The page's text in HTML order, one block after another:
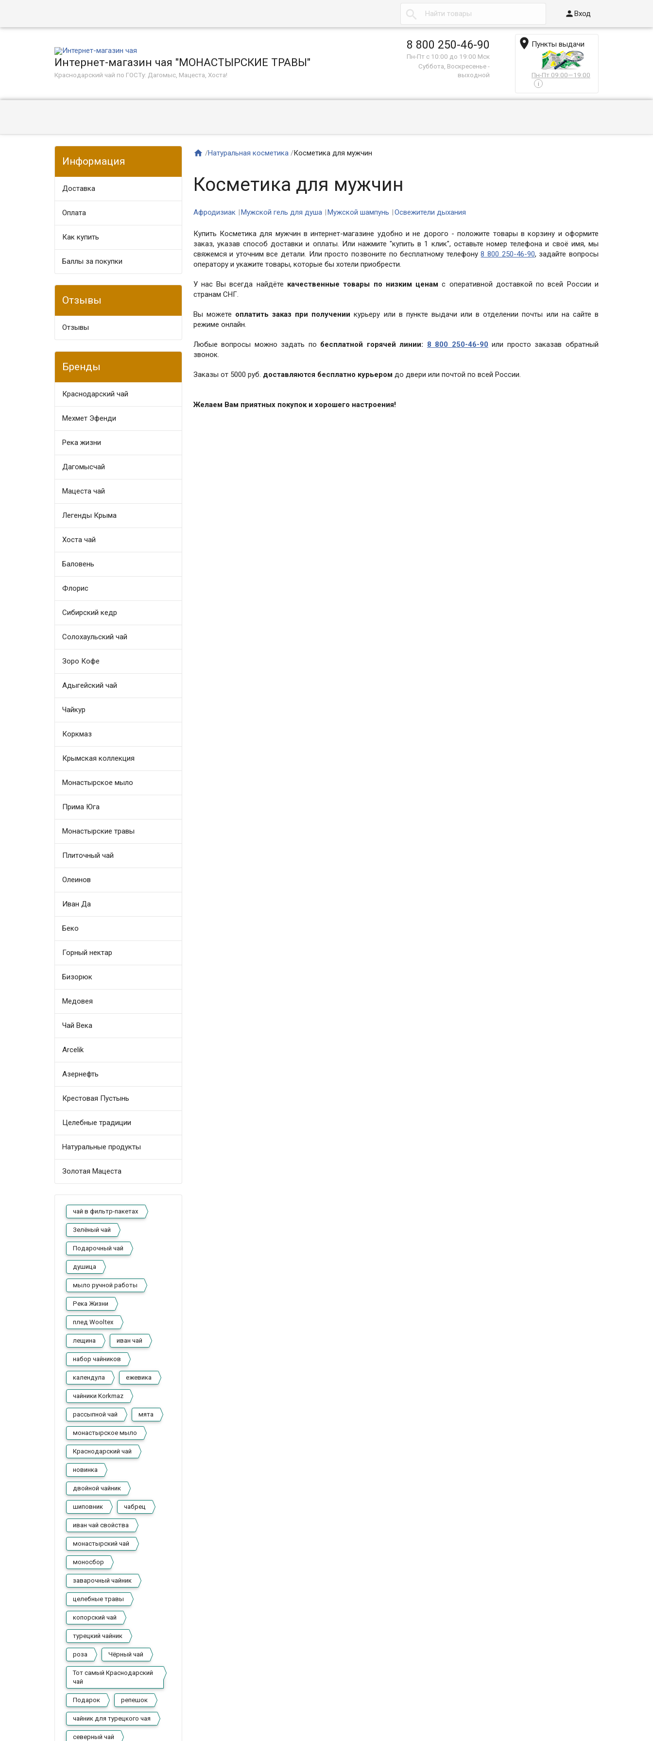
 Вход
Интернет-магазин чая "МОНАСТЫРСКИЕ ТРАВЫ"
Краснодарский чай по ГОСТу: Дагомыс, Мацеста, Хоста!
8 800 250-46-90
Пн-Пт с 10:00 до 19:00 Мск
Суббота, Воскресенье -
выходной
 Пункты выдачи
Пн-Пт 09:00—19:00
i
Информация
Доставка
Оплата​
Как купить
Баллы за покупки
Отзывы
Отзывы
Бренды
Краснодарский чай
Мехмет Эфенди
Река жизни
Дагомысчай
Мацеста чай
Легенды Крыма
Хоста чай
Баловень
Флорис
Сибирский кедр
Солохаульский чай
Зоро Кофе
Адыгейский чай
Чайкур
Коркмаз
Крымская коллекция
Монастырское мыло
Прима Юга
Монастырские травы
Плиточный чай
Олеинов
Иван Да
Беко
Горный нектар
Бизорюк
Медовея
Чай Века
Arcelik
Азернефть
Крестовая Пустынь
Целебные традиции
Натуральные продукты
Золотая Мацеста
чай в фильтр-пакетах
Зелёный чай
Подарочный чай
душица
мыло ручной работы
Река Жизни
плед Wooltex
лещина иван чай
набор чайников
календула ежевика
чайники Korkmaz
рассыпной чай мята
монастырское мыло
Краснодарский чай
новинка
двойной чайник
шиповник чабрец
иван чай свойства
монастырский чай
моносбор
заварочный чайник
целебные травы
копорский чай
турецкий чайник
роза Чёрный чай
Тот самый Краснодарский
чай
Подарок репешок
чайник для турецкого чая
северный чай
 /Натуральная косметика /Косметика для мужчин
Косметика для мужчин
Афродизиак Мужской гель для душа Мужской шампунь Освежители дыхания
Купить Косметика для мужчин в интернет-магазине удобно и не дорого - положите товары в корзину и оформите
заказ, указав способ доставки и оплаты. Или нажмите "купить в 1 клик", оставьте номер телефона и своё имя, мы
свяжемся и уточним все детали. Или просто позвоните по бесплатному телефону8 800 250-46-90, задайте вопросы
оператору и укажите товары, которые бы хотели приобрести.
У нас Вы всегда найдёте качественные товары по низким ценам с оперативной доставкой по всей России и
странам СНГ.
Вы можете оплатить заказ при получении курьеру или в пункте выдачи или в отделении почты или на сайте в
режиме онлайн.
Любые вопросы можно задать по бесплатной горячей линии: 8 800 250-46-90 или просто заказав обратный
звонок.
Заказы от 5000 руб. доставляются бесплатно курьеромдо двери или почтой по всей России.
Желаем Вам приятных покупок и хорошего настроения!